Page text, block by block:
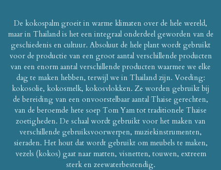
De kokospalm groeit in warme klimaten over de hele wereld,
maar in Thailand is het een integraal onderdeel geworden van de
geschiedenis en cultuur. Absoluut de hele plant wordt gebruikt
voor de productie van een groot aantal verschillende producten
van een enorm aantal verschillende producten waarmee we elke
dag te maken hebben, terwijl we in Thailand zijn. Voeding:
kokosolie, kokosmelk, kokosvlokken. Ze worden gebruikt bij
de bereiding van een onvoorstelbaar aantal Thaise gerechten,
van de beroemde hete soep Tom Yam tot traditionele Thaise
zoetigheden. De schaal wordt gebruikt voor het maken van
verschillende gebruiksvoorwerpen, muziekinstrumenten,
sieraden. Het hout dat wordt gebruikt om meubels te maken,
vezels (kokos) gaat naar matten, visnetten, touwen, extreem
sterk en zeewaterbestendig.